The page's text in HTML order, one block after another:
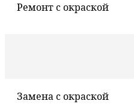
Ремонт с окраской
Замена с окраской